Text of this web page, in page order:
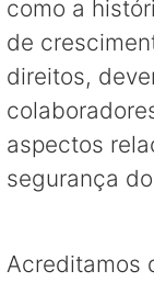
como a
de
direitos,
aspectos
segurança
Acreditamos